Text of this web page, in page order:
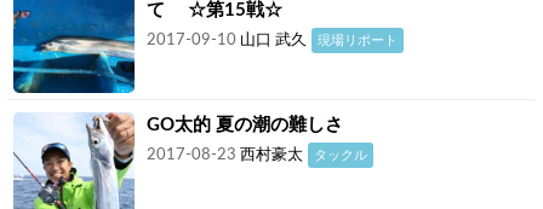
て ☆第15戦☆
2017-09-10 山口 武久 現場リポート
GO太的 夏の潮の難しさ
2017-08-23 西村豪太 タックル